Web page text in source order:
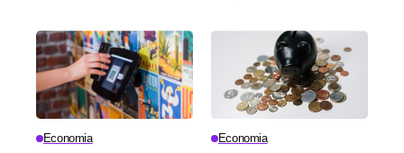
Economia Economia